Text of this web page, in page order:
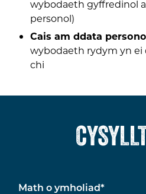
wybodaeth gyffredinol
personol)
Cais am ddata
wybodaeth rydym yn ei
chi
Math o ymholiad*